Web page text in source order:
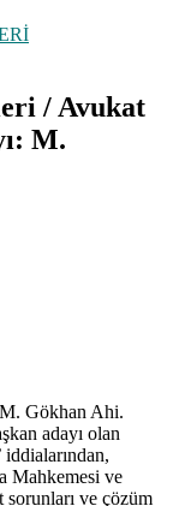
/ Avukat
M.
Gökhan Ahi.
adayı olan
Mahkemesi ve
sorunları ve çözüm